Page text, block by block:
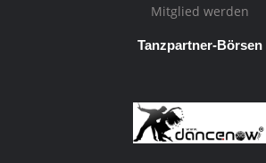
Mitglied werden
Tanzpartner-Börsen